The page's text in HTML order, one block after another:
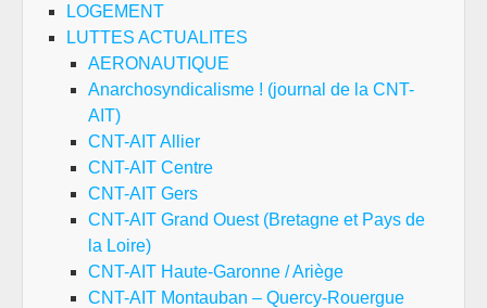
LOGEMENT
LUTTES ACTUALITES
AERONAUTIQUE
Anarchosyndicalisme ! (journal de la CNT-
AIT)
CNT-AIT Allier
CNT-AIT Centre
CNT-AIT Gers
CNT-AIT Grand Ouest (Bretagne et Pays de
la Loire)
CNT-AIT Haute-Garonne / Ariège
CNT-AIT Montauban – Quercy-Rouergue